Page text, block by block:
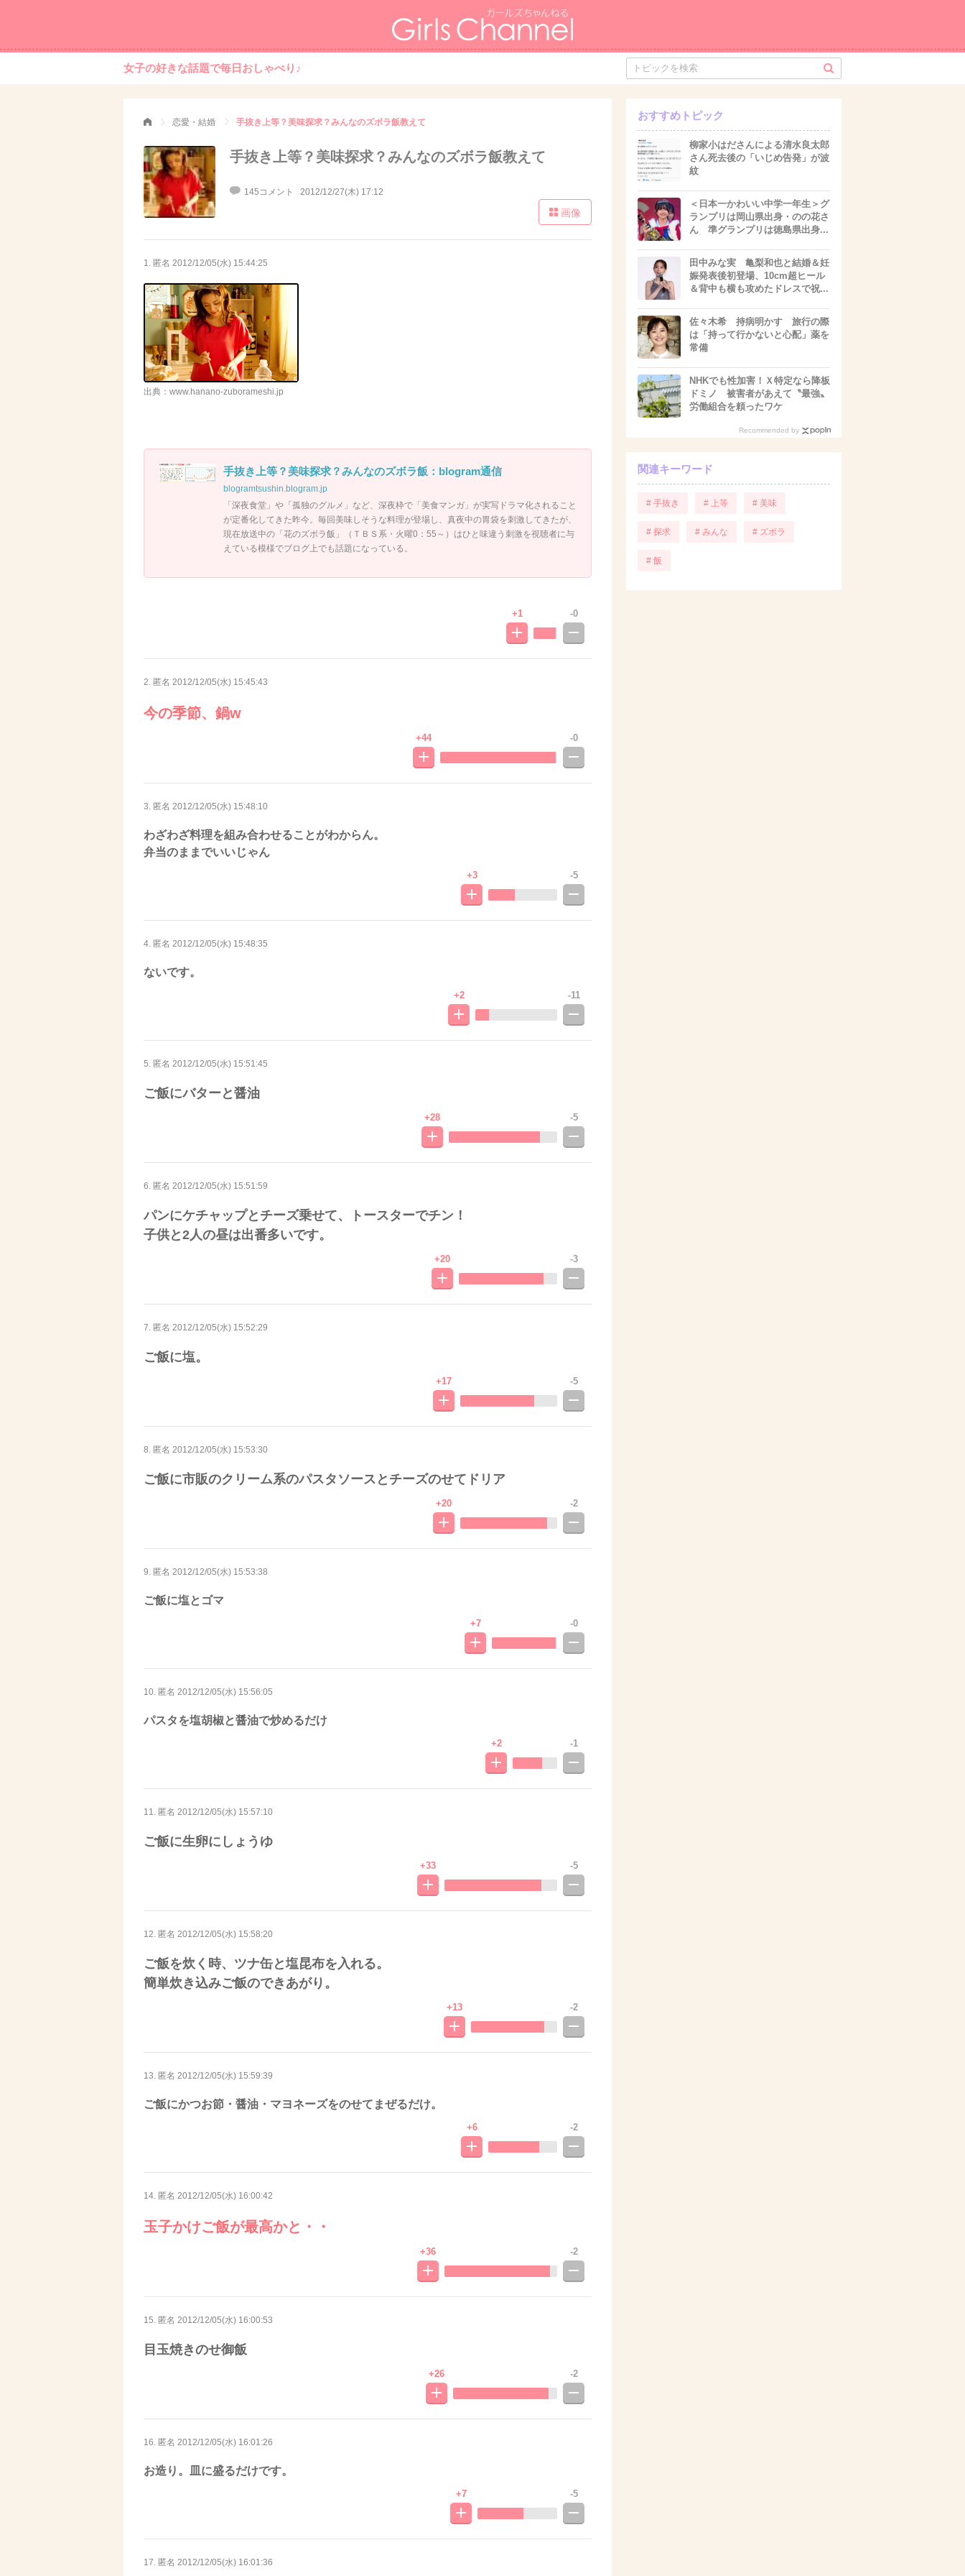
女子の好きな話題で毎日おしゃべり♪
恋愛・結婚 手抜き上等？美味探求？みんなのズボラ飯教えて
手抜き上等？美味探求？みんなのズボラ飯教えて
145コメント 2012/12/27(木) 17:12
画像
1. 匿名 2012/12/05(水) 15:44:25
出典：www.hanano-zuborameshi.jp
手抜き上等？美味探求？みんなのズボラ飯：blogram通信
blogramtsushin.blogram.jp
「深夜食堂」や「孤独のグルメ」など、深夜枠で「美食マンガ」が実写ドラマ化されること
が定番化してきた昨今。毎回美味しそうな料理が登場し、真夜中の胃袋を刺激してきたが、
現在放送中の「花のズボラ飯」（ＴＢＳ系・火曜0：55～）はひと味違う刺激を視聴者に与
えている模様でブログ上でも話題になっている。
+1 -0
2. 匿名 2012/12/05(水) 15:45:43
今の季節、鍋w
+44 -0
3. 匿名 2012/12/05(水) 15:48:10
わざわざ料理を組み合わせることがわからん。
弁当のままでいいじゃん
+3 -5
4. 匿名 2012/12/05(水) 15:48:35
ないです。
+2 -11
5. 匿名 2012/12/05(水) 15:51:45
ご飯にバターと醤油
+28 -5
6. 匿名 2012/12/05(水) 15:51:59
パンにケチャップとチーズ乗せて、トースターでチン！
子供と2人の昼は出番多いです。
+20 -3
7. 匿名 2012/12/05(水) 15:52:29
ご飯に塩。
+17 -5
8. 匿名 2012/12/05(水) 15:53:30
ご飯に市販のクリーム系のパスタソースとチーズのせてドリア
+20 -2
9. 匿名 2012/12/05(水) 15:53:38
ご飯に塩とゴマ
+7 -0
10. 匿名 2012/12/05(水) 15:56:05
パスタを塩胡椒と醤油で炒めるだけ
+2 -1
11. 匿名 2012/12/05(水) 15:57:10
ご飯に生卵にしょうゆ
+33 -5
12. 匿名 2012/12/05(水) 15:58:20
ご飯を炊く時、ツナ缶と塩昆布を入れる。
簡単炊き込みご飯のできあがり。
+13 -2
13. 匿名 2012/12/05(水) 15:59:39
ご飯にかつお節・醤油・マヨネーズをのせてまぜるだけ。
+6 -2
14. 匿名 2012/12/05(水) 16:00:42
玉子かけご飯が最高かと・・
+36 -2
15. 匿名 2012/12/05(水) 16:00:53
目玉焼きのせ御飯
+26 -2
16. 匿名 2012/12/05(水) 16:01:26
お造り。皿に盛るだけです。
+7 -5
17. 匿名 2012/12/05(水) 16:01:36
おすすめトピック
柳家小はださんによる清水良太郎
さん死去後の「いじめ告発」が波
紋
＜日本一かわいい中学一年生＞グ
ランプリは岡山県出身・のの花さ
ん 準グランプリは徳島県出身...
田中みな実 亀梨和也と結婚＆妊
娠発表後初登場、10cm超ヒール
＆背中も横も攻めたドレスで祝...
佐々木希 持病明かす 旅行の際
は「持って行かないと心配」薬を
常備
NHKでも性加害！Ｘ特定なら降板
ドミノ 被害者があえて〝最強〟
労働組合を頼ったワケ
Recommended by
関連キーワード
# 手抜き # 上等 # 美味
# 探求 # みんな # ズボラ
# 飯